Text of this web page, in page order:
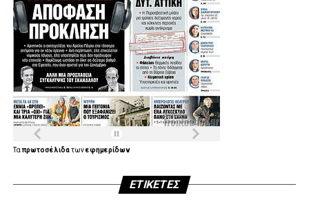
Ταπρωτοσέλιδατωνεφημερίδων
ΕΤΙΚΈΤΕΣ